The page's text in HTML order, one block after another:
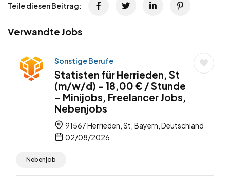
Teile diesen Beitrag:
Verwandte Jobs
Sonstige Berufe
Statisten für Herrieden, St
(m/w/d) – 18,00 € / Stunde
– Minijobs, Freelancer Jobs,
Nebenjobs
91567 Herrieden, St, Bayern, Deutschland
02/08/2026
Nebenjob